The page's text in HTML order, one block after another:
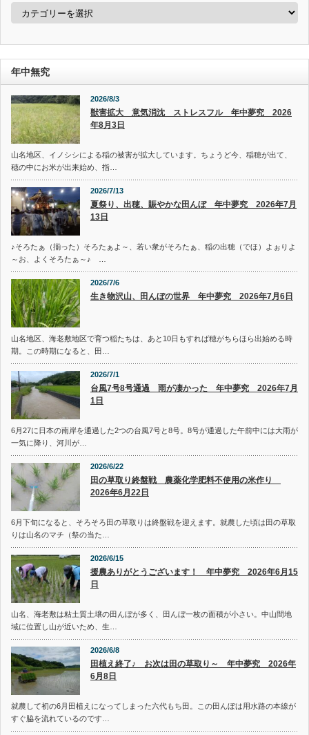
カ
ー
年中無究
2026/8/3
獣害拡大 意気消沈 ストレスフル 年中夢究 2026
年8月3日
山名地区、イノシシによる稲の被害が拡大しています。ちょうど今、稲穂が出て、
穂の中にお米が出来始め、指…
2026/7/13
夏祭り、出穂、賑やかな田んぼ 年中夢究 2026年7月
13日
♪そろたぁ（揃った）そろたぁよ～、若い衆がそろたぁ、稲の出穂（でほ）よぉりよ
～お、よくそろたぁ～♪ …
2026/7/6
生き物沢山、田んぼの世界 年中夢究 2026年7月6日
山名地区、海老敷地区で育つ稲たちは、あと10日もすれば穂がちらほら出始める時
期。この時期になると、田…
2026/7/1
台風7号8号通過 雨が凄かった 年中夢究 2026年7月
1日
6月27に日本の南岸を通過した2つの台風7号と8号。8号が通過した午前中には大雨が
一気に降り、河川が…
2026/6/22
田の草取り終盤戦 農薬化学肥料不使用の米作り
2026年6月22日
6月下旬になると、そろそろ田の草取りは終盤戦を迎えます。就農した頃は田の草取
りは山名のマチ（祭の当た…
2026/6/15
援農ありがとうございます！ 年中夢究 2026年6月15
日
山名、海老敷は粘土質土壌の田んぼが多く、田んぼ一枚の面積が小さい。中山間地
域に位置し山が近いため、生…
2026/6/8
田植え終了♪ お次は田の草取り～ 年中夢究 2026年
6月8日
就農して初の6月田植えになってしまった六代もち田。この田んぼは用水路の本線が
すぐ脇を流れているのです…